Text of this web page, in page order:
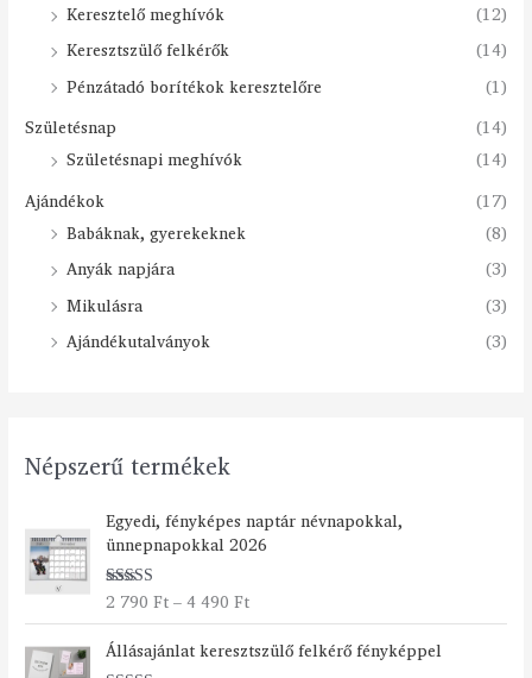
Keresztelő meghívók
(12)
Keresztszülő felkérők
(14)
Pénzátadó borítékok keresztelőre
(1)
Születésnap
(14)
Születésnapi meghívók
(14)
Ajándékok
(17)
Babáknak, gyerekeknek
(8)
Anyák napjára
(3)
Mikulásra
(3)
Ajándékutalványok
(3)
Népszerű termékek
Egyedi, fényképes naptár névnapokkal,
ünnepnapokkal 2026
Értékelés:
2 790Ft – 4 490Ft
r
t
r
t
o
Állásajánlat keresztszülő felkérő fényképpel